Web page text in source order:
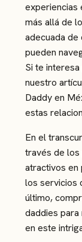
experiencias
más allá de
adecuada de
pueden
Si te
nuestro
Daddy en
estas
En el
través de
atractivos
los servicios
último,
daddies
en este